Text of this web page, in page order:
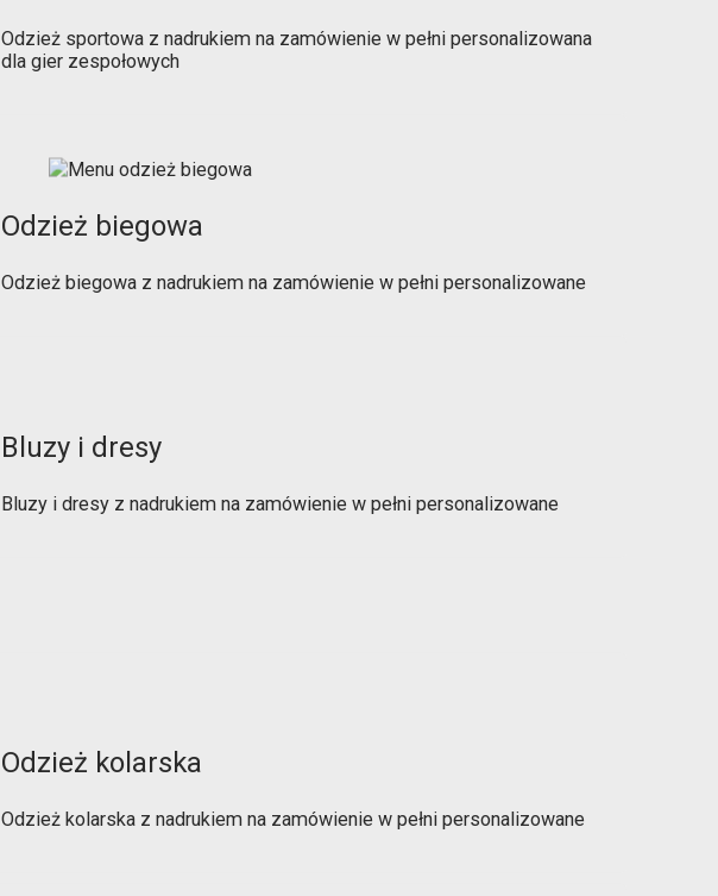
Odzież sportowa z nadrukiem na zamówienie w pełni personalizowana
dla gier zespołowych
Odzież biegowa
Odzież biegowa z nadrukiem na zamówienie w pełni personalizowane
Bluzy i dresy
Bluzy i dresy z nadrukiem na zamówienie w pełni personalizowane
Odzież kolarska
Odzież kolarska z nadrukiem na zamówienie w pełni personalizowane